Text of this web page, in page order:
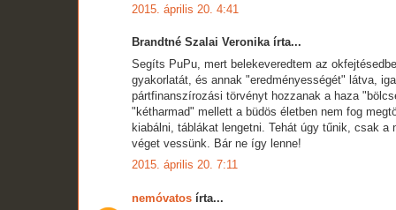
2015. április 20. 4:41
Brandtné Szalai Veronika írta...
Segíts PuPu, mert belekeveredtem az
gyakorlatát, és annak "eredményességét" látva,
pártfinanszírozási törvényt hozzanak a haza
"kétharmad" mellett a büdös életben nem fog
kiabálni, táblákat lengetni. Tehát úgy tűnik, csak
véget vessünk. Bár ne így lenne!
2015. április 20. 7:11
nemóvatos írta...